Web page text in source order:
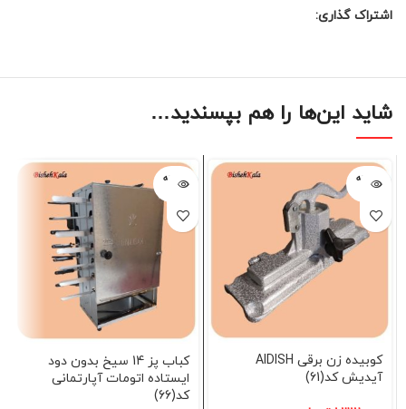
اشتراک گذاری:
شاید این‌ها را هم بپسندید…
فروخته
شده
کوبیده زن برقی AIDISH
آیدیش کد(61)
فروخته
شده
کباب پز 14 سیخ بدون دود
ایستاده اتومات آپارتمانی
کد(66)